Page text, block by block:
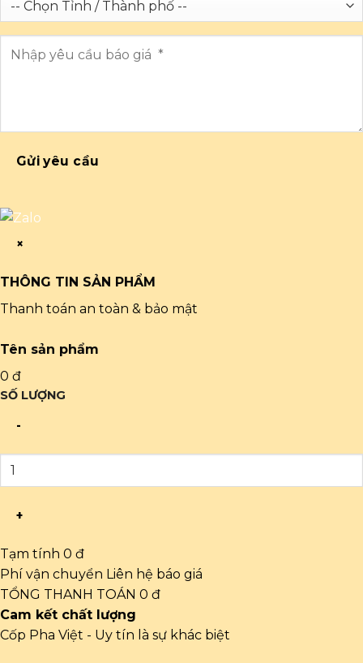
Gửi yêu cầu
×
THÔNG TIN SẢN PHẨM
Thanh toán an toàn & bảo mật
Tên sản phẩm
0 đ
SỐ LƯỢNG
-
+
Tạm tính 0 đ
Phí vận chuyển Liên hệ báo giá
TỔNG THANH TOÁN 0 đ
Cam kết chất lượng
Cốp Pha Việt - Uy tín là sự khác biệt